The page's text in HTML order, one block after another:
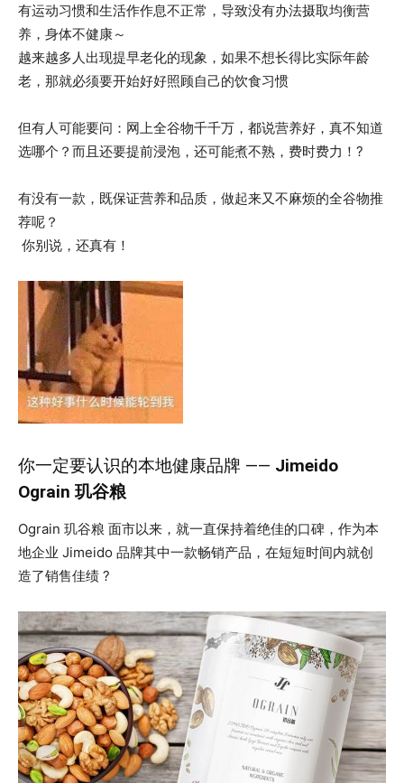
有运动习惯和生活作作息不正常，导致没有办法摄取均衡营
养，身体不健康～
越来越多人出现提早老化的现象，如果不想长得比实际年龄
老，那就必须要开始好好照顾自己的饮食习惯
但有人可能要问：网上全谷物千千万，都说营养好，真不知道
选哪个？而且还要提前浸泡，还可能煮不熟，费时费力！?
有没有一款，既保证营养和品质，做起来又不麻烦的全谷物推
荐呢？
你别说，还真有！
你一定要认识的本地健康品牌 —— Jimeido
Ograin 玑谷粮
Ograin 玑谷粮 面市以来，就一直保持着绝佳的口碑，作为本
地企业 Jimeido 品牌其中一款畅销产品，在短短时间内就创
造了销售佳绩 ?